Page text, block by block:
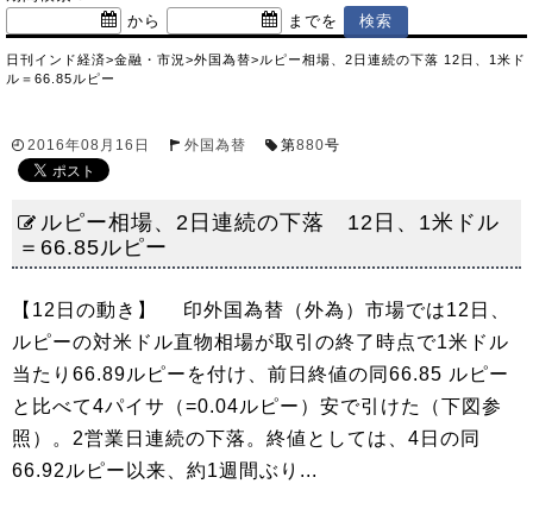
から
までを
日刊インド経済>金融・市況 >外国為替>ルピー相場、2日連続の下落 12日、1米ド
ル＝66.85ルピー
2016年08月16日 外国為替 第880号
ルピー相場、2日連続の下落 12日、1米ドル
＝66.85ルピー
【12日の動き】 印外国為替（外為）市場では12日、
ルピーの対米ドル直物相場が取引の終了時点で1米ドル
当たり66.89ルピーを付け、前日終値の同66.85 ルピー
と比べて4パイサ（=0.04ルピー）安で引けた（下図参
照）。2営業日連続の下落。終値としては、4日の同
66.92ルピー以来、約1週間ぶり...